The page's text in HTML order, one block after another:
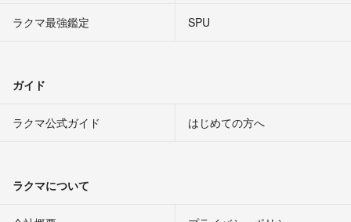
ラクマ最強鑑定
SPU
ガイド
ラクマ公式ガイド はじめての方へ
ラクマについて